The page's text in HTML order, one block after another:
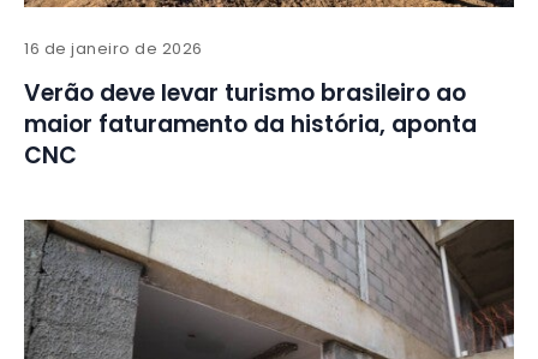
16 de janeiro de 2026
Verão deve levar turismo brasileiro ao
maior faturamento da história, aponta
CNC